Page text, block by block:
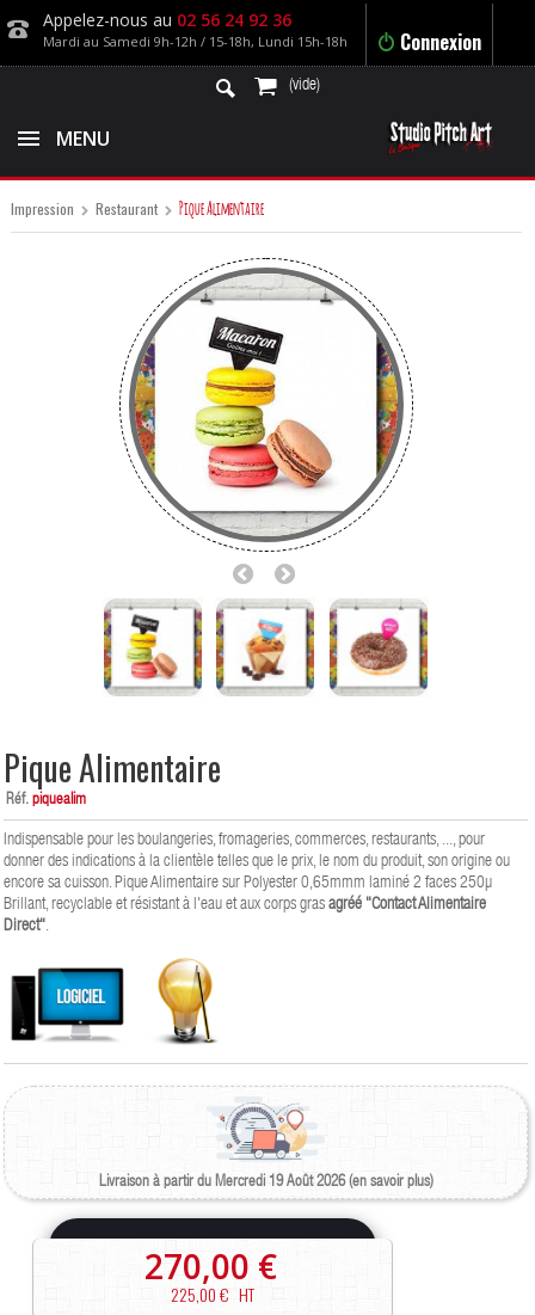
Connexion
Appelez-nous au 02 56 24 92 36
Mardi au Samedi 9h-12h / 15-18h, Lundi 15h-18h
(vide)
MENU
Impression Restaurant Pique Alimentaire
Pique Alimentaire
Réf. piquealim
Indispensable pour les boulangeries, fromageries, commerces, restaurants, ..., pour
donner des indications à la clientèle telles que le prix, le nom du produit, son origine ou
encore sa cuisson. Pique Alimentaire sur Polyester 0,65mmm laminé 2 faces 250µ
Brillant, recyclable et résistant à l'eau et aux corps gras agréé "Contact Alimentaire
Direct".
Livraison à partir du Mercredi 19 Août 2026 (en savoir plus)
270,00 €
225,00 € HT